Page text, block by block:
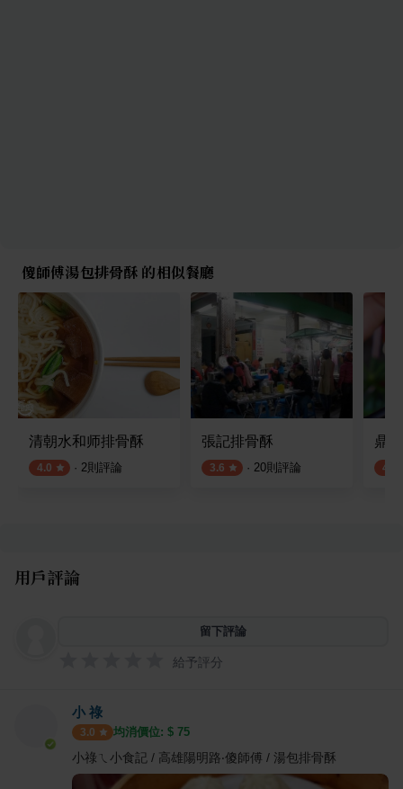
傻師傅湯包排骨酥 的相似餐廳
清朝水和师排骨酥
4.0 · 2則評論
張記排骨酥
3.6 · 20則評論
鼎
4.2
用戶評論
留下評論
給予評分
小 祿
3.0 均消價位: $ 75
小祿ㄟ小食記 / 高雄陽明路‧傻師傅 / 湯包排骨酥